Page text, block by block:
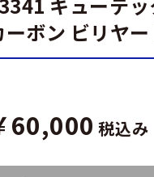
ーボン ビリヤ
60,000 税込み